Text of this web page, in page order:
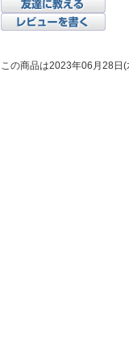
この商品は2023年06月28日(